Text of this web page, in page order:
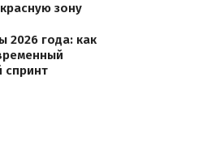
зону
2026 года: как
спринт